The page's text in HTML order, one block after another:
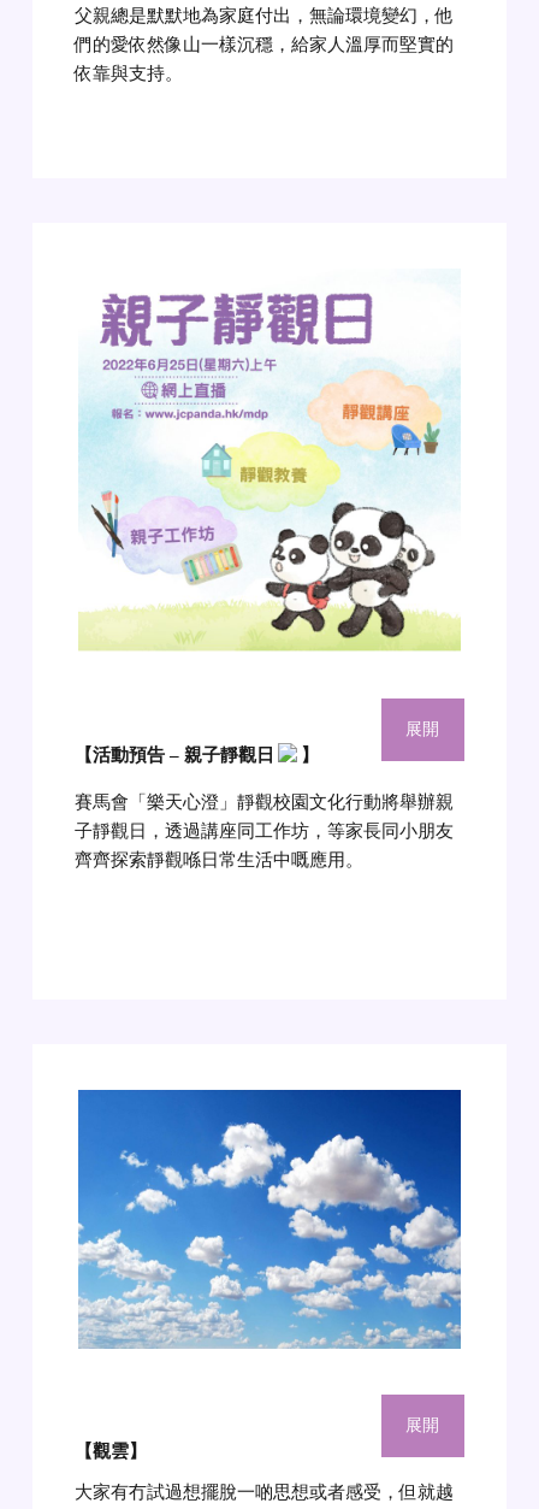
父親總是默默地為家庭付出，無論環境變幻，他
們的愛依然像山一樣沉穩，給家人溫厚而堅實的
依靠與支持。
【活動預告 – 親子靜觀日 】
賽馬會「樂天心澄」靜觀校園文化行動將舉辦親
子靜觀日，透過講座同工作坊，等家長同小朋友
齊齊探索靜觀喺日常生活中嘅應用。
展開
【觀雲】
大家有冇試過想擺脫一啲思想或者感受，但就越
展開